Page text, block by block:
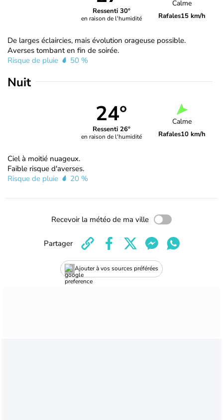
Ressenti 30°
en raison de l'humidité
Calme
Rafales15 km/h
De larges éclaircies, mais évolution orageuse possible.
Averses tombant en fin de soirée.
Risque de pluie
50 %
Nuit
24°
Ressenti 26°
en raison de l'humidité
Calme
Rafales10 km/h
Ciel à moitié nuageux.
Faible risque d'averses.
Risque de pluie
20 %
Recevoir la météo de ma ville
Ajouter à vos sources préférées
Partager